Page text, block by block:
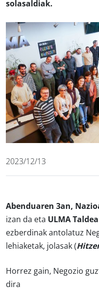
solasaldiak.
2023/12/13
Abenduaren 3an,
izan da eta ULMA
ezberdinak antolatuz
lehiaketak, jolasak (
Horrez gain, Negozio
dira